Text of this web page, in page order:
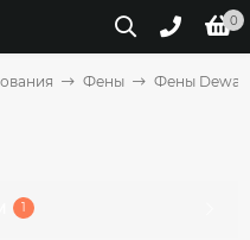
0
Фены Фены Dewal
1